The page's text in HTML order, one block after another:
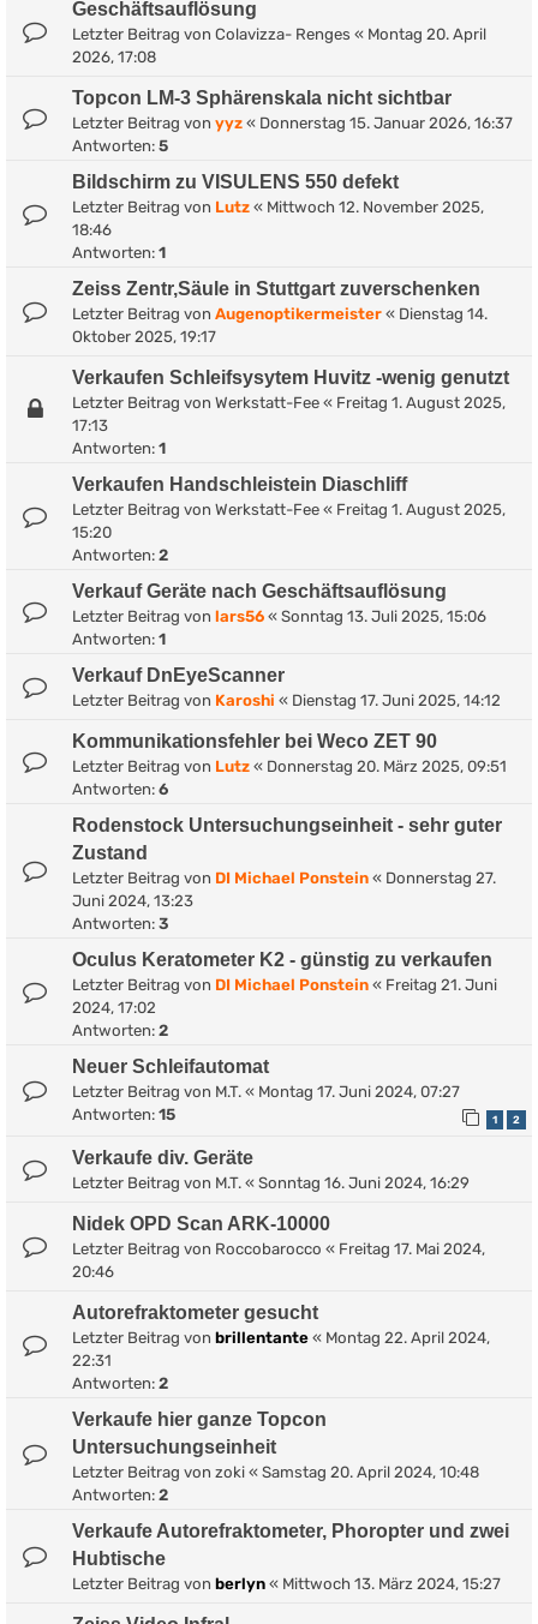
Geschäftsauflösung
Letzter Beitrag von Colavizza- Renges « Montag 20. April
2026, 17:08
Topcon LM-3 Sphärenskala nicht sichtbar
Letzter Beitrag von yyz « Donnerstag 15. Januar 2026, 16:37
Antworten: 5
Bildschirm zu VISULENS 550 defekt
Letzter Beitrag von Lutz « Mittwoch 12. November 2025,
18:46
Antworten: 1
Zeiss Zentr,Säule in Stuttgart zuverschenken
Letzter Beitrag von Augenoptikermeister « Dienstag 14.
Oktober 2025, 19:17
Verkaufen Schleifsysytem Huvitz -wenig genutzt
Letzter Beitrag von Werkstatt-Fee « Freitag 1. August 2025,
17:13
Antworten: 1
Verkaufen Handschleistein Diaschliff
Letzter Beitrag von Werkstatt-Fee « Freitag 1. August 2025,
15:20
Antworten: 2
Verkauf Geräte nach Geschäftsauflösung
Letzter Beitrag von lars56 « Sonntag 13. Juli 2025, 15:06
Antworten: 1
Verkauf DnEyeScanner
Letzter Beitrag von Karoshi « Dienstag 17. Juni 2025, 14:12
Kommunikationsfehler bei Weco ZET 90
Letzter Beitrag von Lutz « Donnerstag 20. März 2025, 09:51
Antworten: 6
Rodenstock Untersuchungseinheit - sehr guter
Zustand
Letzter Beitrag von DI Michael Ponstein « Donnerstag 27.
Juni 2024, 13:23
Antworten: 3
Oculus Keratometer K2 - günstig zu verkaufen
Letzter Beitrag von DI Michael Ponstein « Freitag 21. Juni
2024, 17:02
Antworten: 2
Neuer Schleifautomat
Letzter Beitrag von M.T. « Montag 17. Juni 2024, 07:27
Antworten: 15 1 2
Verkaufe div. Geräte
Letzter Beitrag von M.T. « Sonntag 16. Juni 2024, 16:29
Nidek OPD Scan ARK-10000
Letzter Beitrag von Roccobarocco « Freitag 17. Mai 2024,
20:46
Autorefraktometer gesucht
Letzter Beitrag von brillentante « Montag 22. April 2024,
22:31
Antworten: 2
Verkaufe hier ganze Topcon
Untersuchungseinheit
Letzter Beitrag von zoki « Samstag 20. April 2024, 10:48
Antworten: 2
Verkaufe Autorefraktometer, Phoropter und zwei
Hubtische
Letzter Beitrag von berlyn « Mittwoch 13. März 2024, 15:27